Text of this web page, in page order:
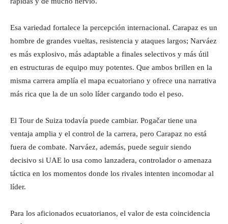
Esa variedad fortalece la percepción internacional. Carapaz es un
hombre de grandes vueltas, resistencia y ataques largos; Narváez
es más explosivo, más adaptable a finales selectivos y más útil
en estructuras de equipo muy potentes. Que ambos brillen en la
misma carrera amplía el mapa ecuatoriano y ofrece una narrativa
más rica que la de un solo líder cargando todo el peso.
El Tour de Suiza todavía puede cambiar. Pogačar tiene una
ventaja amplia y el control de la carrera, pero Carapaz no está
fuera de combate. Narváez, además, puede seguir siendo
decisivo si UAE lo usa como lanzadera, controlador o amenaza
táctica en los momentos donde los rivales intenten incomodar al
líder.
Para los aficionados ecuatorianos, el valor de esta coincidencia